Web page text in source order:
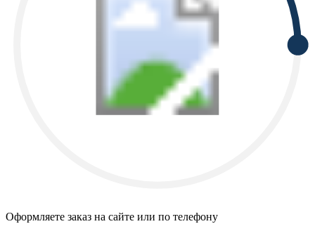
Оформляете заказ на сайте или по телефону